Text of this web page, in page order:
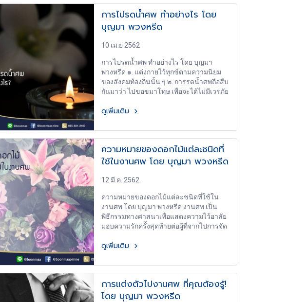
ขวาของศพ พร้อมกับนึกในใจว่า “ร่างกายที่
ตามแล้วนี้ ย่อมเป็นอโหสิกรรมไม่มีโทษ
เหมือนน้ำที่รดแล้วฉะนั้น” 3.เมื่อรดน้ำศพ
เสร็จแล้ว นิยมน้อมตัวลงไหว้พร้อมกับอธิ
ฐานว่า “ขอจงไปสู่สุคติเถิด”
การไปรดน้ำศพ ทำอย่างไร โดย
บุญมา พวงหรีด
10 เม.ย 2562
การไปรดน้ำศพ ทำอย่างไร โดย บุญมา
พวงหรีด ๑. แต่งกายไว้ทุกข์ตามความนิยม
ของสังคมท้องถิ่นนั้น ๆ ๒. การรดน้ำศพถือสืบ
กันมาว่า ไปขอขมาโทษ เพื่อจะได้ไม่มีเวรภัย
หรือรุ่นราวคราว เดียวกันเท่านั้น ๔. ผู้มีอายุ
ภาพ แต่ไม่นิยมรดน้ำศพ
ดูเพิ่มเติม
ความหมายของดอกไม้แต่ละชนิดที่
ใช้ในงานศพ โดย บุญมา พวงหรีด
12 มี.ค. 2562
ความหมายของดอกไม้แต่ละชนิดที่ใช้ใน
งานศพ โดย บุญมา พวงหรีด งานศพ เป็น
พิธีกรรมทางศาสนาเพื่อแสดงความไว้อาลัย
มอบความรักครั้งสุดท้ายต่อผู้ที่จากไปการจัด
จำเป็น เพื่อให้เหมาะสมกับคุณงามความดีที่ผู้
ดอกไม้จึงเป็นที่นิยม เพราะดอกไม้แต่ละชนิด
ที่ตกแต่งอย่างปราณีต ได้สอดแทรกไปด้วย
ความหมายที่ลึกซึ้ง มาดูกันว่าดอกไม้แต่ละ
ชนิดให้ความหมายกันว่าอย่างไรบ้าง ดอก
ดูเพิ่มเติม
การแต่งตัวไปงานศพ ที่คุณต้องรู้!
โดย บุญมา พวงหรีด